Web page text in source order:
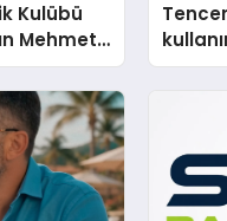
Kulübü
Mehmet
yaptığı
kaydetti: